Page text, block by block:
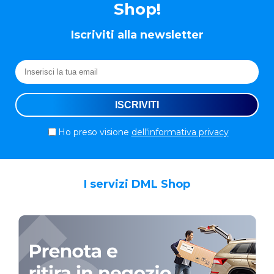
Shop!
Iscriviti alla newsletter
Ho preso visione dell'informativa privacy
I servizi DML Shop